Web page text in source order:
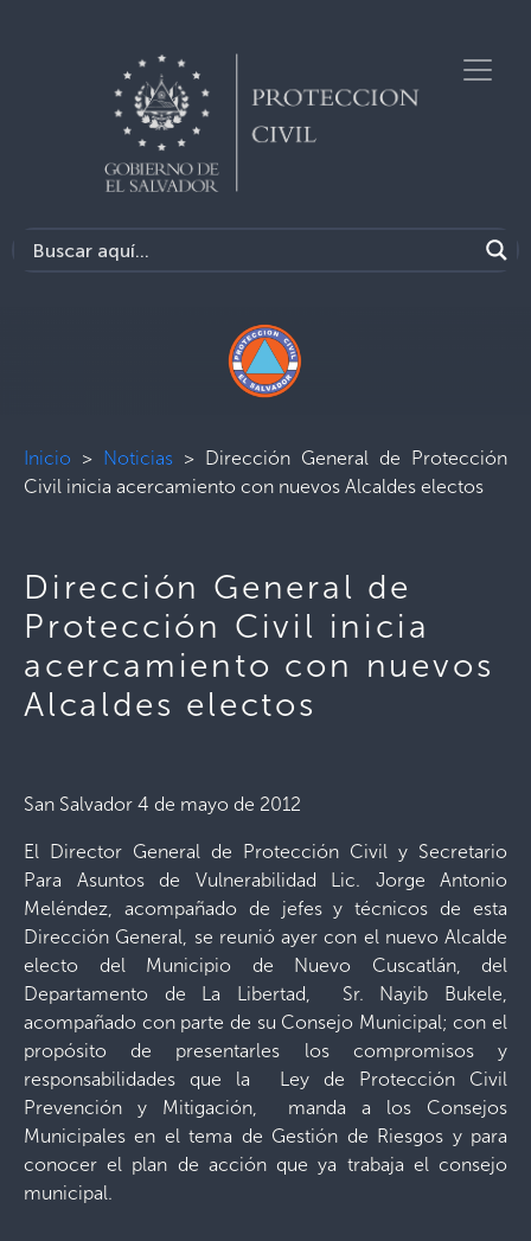
Inicio > Noticias > Dirección General de Protección
Civil inicia acercamiento con nuevos Alcaldes electos
Dirección General de
Protección Civil inicia
acercamiento con nuevos
Alcaldes electos
San Salvador 4 de mayo de 2012
El Director General de Protección Civil y Secretario
Para Asuntos de Vulnerabilidad Lic. Jorge Antonio
Meléndez, acompañado de jefes y técnicos de esta
Dirección General, se reunió ayer con el nuevo Alcalde
electo del Municipio de Nuevo Cuscatlán, del
Departamento de La Libertad, Sr. Nayib Bukele,
acompañado con parte de su Consejo Municipal; con el
propósito de presentarles los compromisos y
responsabilidades que la Ley de Protección Civil
Prevención y Mitigación, manda a los Consejos
Municipales en el tema de Gestión de Riesgos y para
conocer el plan de acción que ya trabaja el consejo
municipal.